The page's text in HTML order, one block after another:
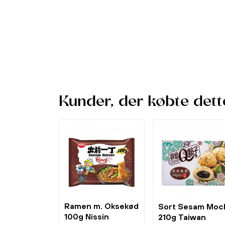
Kunder, der købte
Ramen m. Oksekød
100g Nissin
Sort Sesam
210g Taiwan